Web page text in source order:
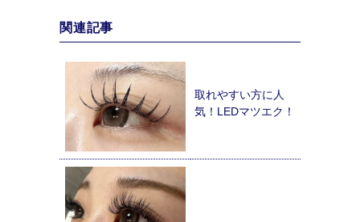
関連記事
取れやすい方に人
気！LEDマツエク！